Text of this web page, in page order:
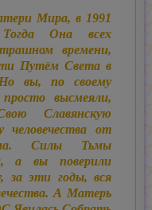
Мира, в 1991
Она всех
времени,
Путём Света в
вы, по своему
высмеяли,
Славянскую
человечества от
Силы Тьмы
а вы поверили
эти годы, вся
А Матерь